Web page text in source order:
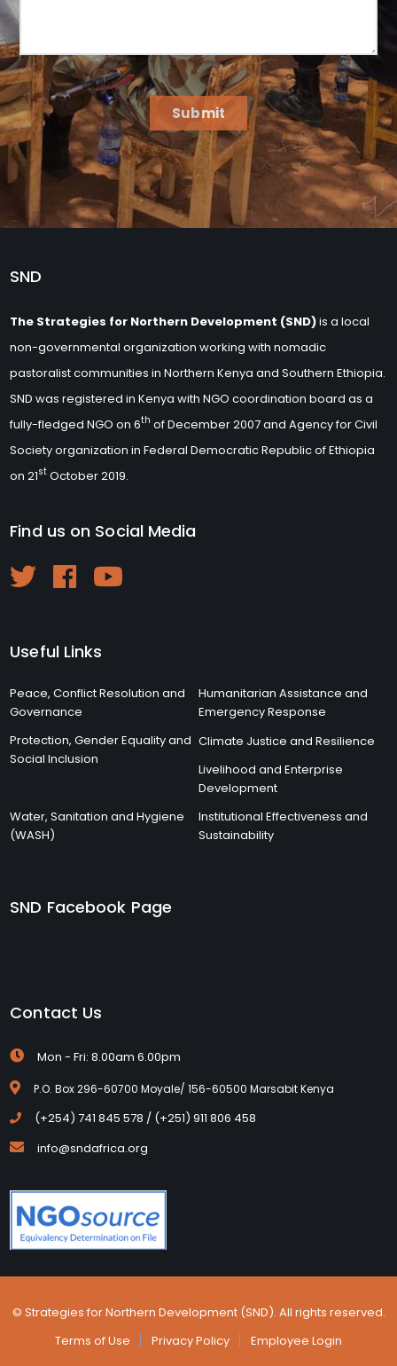
Submit
SND
The Strategies for Northern Development (SND)is a local
non-governmental organization working with nomadic
pastoralist communities in Northern Kenya and Southern Ethiopia.
SND was registered in Kenya with NGO coordination board as a
fully-fledged NGO on 6th of December 2007 and Agency for Civil
Society organization in Federal Democratic Republic of Ethiopia
on 21st October 2019.
Find us on Social Media
Useful Links
Peace, Conflict Resolution and
Governance
Humanitarian Assistance and
Emergency Response
Protection, Gender Equality and
Social Inclusion
Climate Justice and Resilience
Livelihood and Enterprise
Development
Water, Sanitation and Hygiene
(WASH)
Institutional Effectiveness and
Sustainability
SND Facebook Page
Contact Us
Mon - Fri: 8.00am 6.00pm
P.O. Box 296-60700 Moyale/ 156-60500 Marsabit Kenya
(+254) 741 845 578 / (+251) 911 806 458
info@sndafrica.org
© Strategies for Northern Development (SND). All rights reserved.
Terms of Use
Privacy Policy Employee Login